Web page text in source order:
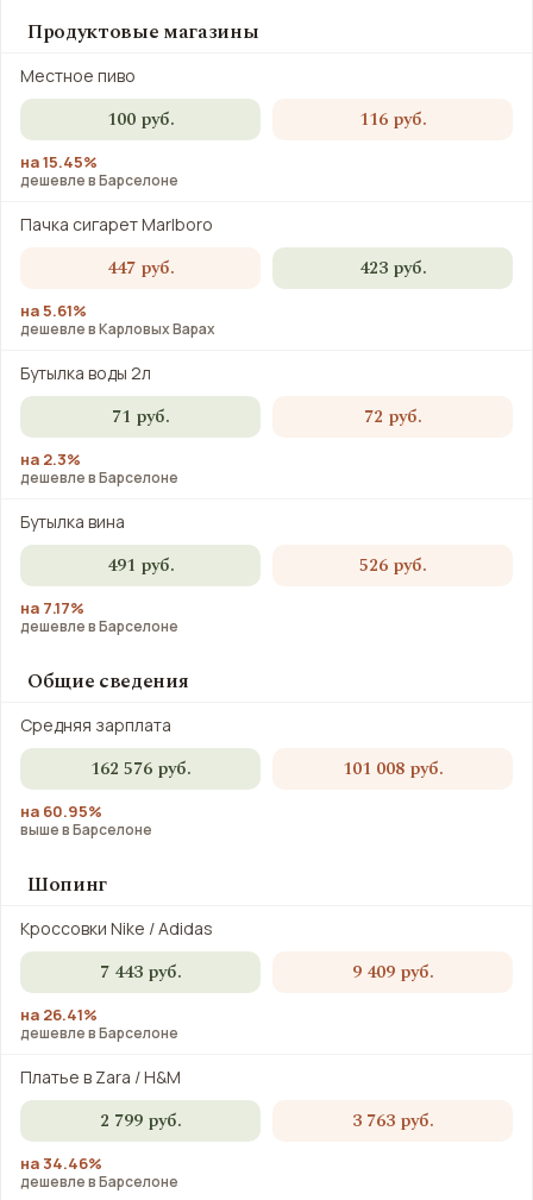
Продуктовые магазины
Местное пиво
100 руб. 116 руб.
на 15.45%
дешевле в Барселоне
Пачка сигарет Marlboro
447 руб. 423 руб.
на 5.61%
дешевле в Карловых Варах
Бутылка воды 2л
71 руб. 72 руб.
на 2.3%
дешевле в Барселоне
Бутылка вина
491 руб. 526 руб.
на 7.17%
дешевле в Барселоне
Общие сведения
Средняя зарплата
162 576 руб. 101 008 руб.
на 60.95%
выше в Барселоне
Шопинг
Кроссовки Nike / Adidas
7 443 руб. 9 409 руб.
на 26.41%
дешевле в Барселоне
Платье в Zara / H&M
2 799 руб. 3 763 руб.
на 34.46%
дешевле в Барселоне